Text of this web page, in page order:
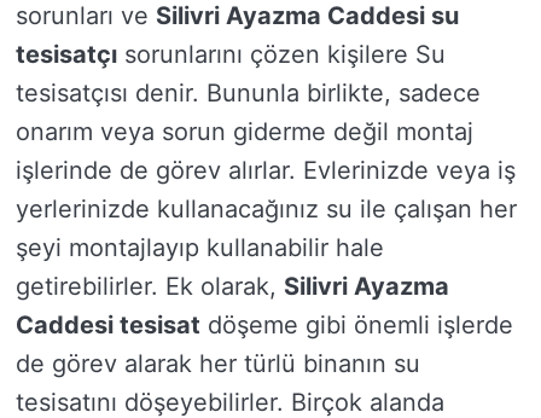
sorunları ve Silivri Ayazma Caddesi su
tesisatçı sorunlarını çözen kişilere Su
tesisatçısı denir. Bununla birlikte, sadece
onarım veya sorun giderme değil montaj
işlerinde de görev alırlar. Evlerinizde veya iş
yerlerinizde kullanacağınız su ile çalışan her
şeyi montajlayıp kullanabilir hale
getirebilirler. Ek olarak, Silivri Ayazma
Caddesi tesisat döşeme gibi önemli işlerde
de görev alarak her türlü binanın su
tesisatını döşeyebilirler. Birçok alanda